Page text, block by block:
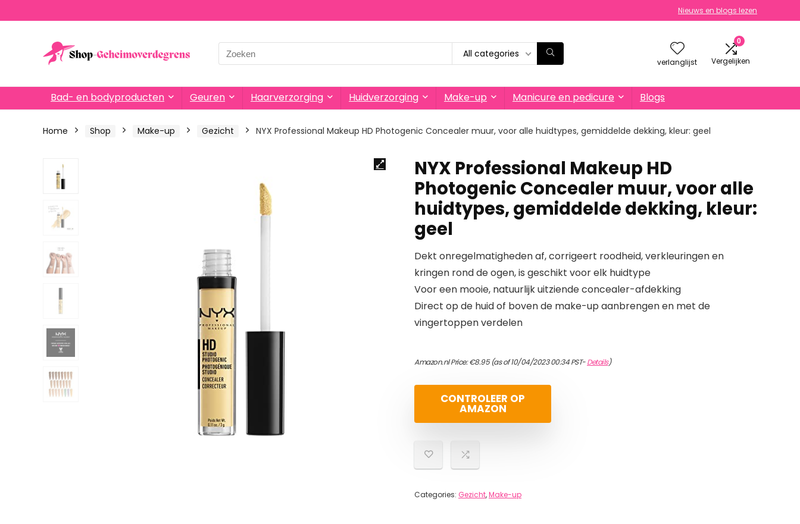
Nieuws en blogs lezen
Search
for:
All categories
verlanglijst
0
Vergelijken
Bad- en bodyproducten Geuren Haarverzorging Huidverzorging Make-up Manicure en pedicure Blogs
Home Shop Make-up Gezicht NYX Professional Makeup HD Photogenic Concealer muur, voor alle huidtypes, gemiddelde dekking, kleur: geel
NYX Professional Makeup HD
Photogenic Concealer muur, voor alle
huidtypes, gemiddelde dekking, kleur:
geel
Dekt onregelmatigheden af, corrigeert roodheid, verkleuringen en
kringen rond de ogen, is geschikt voor elk huidtype
Voor een mooie, natuurlijk uitziende concealer-afdekking
Direct op de huid of boven de make-up aanbrengen en met de
vingertoppen verdelen
Amazon.nl Price:€8.95(as of 10/04/2023 00:34 PST-Details)
CONTROLEER OP
AMAZON
Categories: Gezicht,Make-up